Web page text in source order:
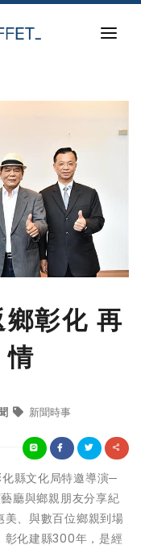
彰化 再
情
新聞時事
縣文化局特邀導演─
廳與鄉親朋友分享紀
、與數百位鄉親到場
彰化建縣300年，是經